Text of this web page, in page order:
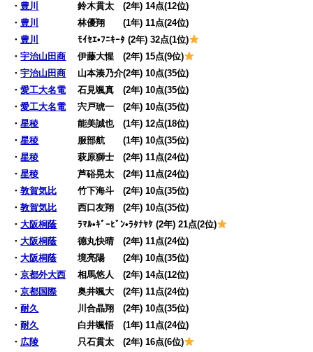
・豊川
鈴木貫太 (2年) 14点(12位)
・豊川
林優翔 (1年) 11点(24位)
・豊川
ﾓｲｾｴ•ﾌﾆｷｰﾀ (2年) 32点(1位)
・宇治山田商 伊藤大惺 (2年) 15点(9位)
・宇治山田商 山本湊乃介(2年) 10点(35位)
・愛工大名電 石見颯真 (2年) 10点(35位)
・愛工大名電 宍戸琥一 (2年) 10点(35位)
・星稜 能美誠也 (1年) 12点(18位)
・星稜 服部航 (1年) 10点(35位)
・星稜 萩原獅士 (2年) 11点(24位)
・星稜 芦硲晃太 (2年) 11点(24位)
・敦賀気比 竹下海斗 (2年) 10点(35位)
・敦賀気比 西口友翔 (2年) 10点(35位)
・大阪桐蔭 ﾗﾏﾙ•ｷﾞｰﾋﾞﾝ•ﾗﾀﾅﾔｹ (2年) 21点(2位)
・大阪桐蔭 德丸快晴 (2年) 11点(24位)
・大阪桐蔭 境亮陽 (2年) 10点(35位)
・京都外大西 相馬悠人 (2年) 14点(12位)
・京都国際 奥井颯大 (2年) 11点(24位)
・耐久 川合晶翔 (2年) 10点(35位)
・耐久 白井颯悟 (1年) 11点(24位)
・ 広陵 只石貫太 (2年) 16点(6位)